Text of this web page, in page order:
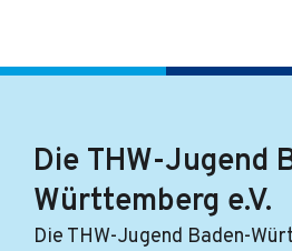
Die THW-Jugend
Württemberg e.V.
Die THW-Jugend Baden-